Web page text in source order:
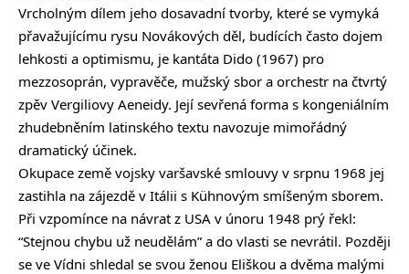
Vrcholným dílem jeho dosavadní tvorby, které se vymyká
přavažujícímu rysu Novákových děl, budících často dojem
lehkosti a optimismu, je kantáta Dido (1967) pro
mezzosoprán, vypravěče, mužský sbor a orchestr na čtvrtý
zpěv Vergiliovy Aeneidy. Její sevřená forma s kongeniálním
zhudebněním latinského textu navozuje mimořádný
dramatický účinek.
Okupace země vojsky varšavské smlouvy v srpnu 1968 jej
zastihla na zájezdě v Itálii s Kühnovým smíšeným sborem.
Při vzpomínce na návrat z USA v únoru 1948 prý řekl:
“Stejnou chybu už neudělám” a do vlasti se nevrátil. Později
se ve Vídni shledal se svou ženou Eliškou a dvěma malými